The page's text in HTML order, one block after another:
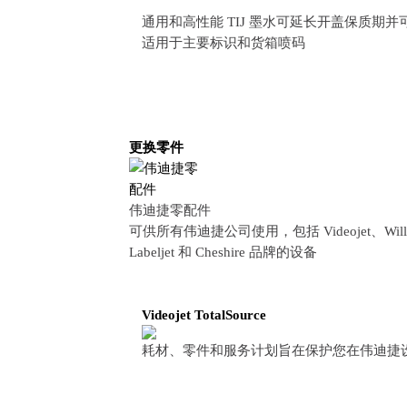
通用和高性能 TIJ 墨水可延长开盖保质期并
适用于主要标识和货箱喷码
更换零件
伟迪捷零配件
可供所有伟迪捷公司使用，包括 Videojet、
Labeljet 和 Cheshire 品牌的设备
Videojet TotalSource
耗材、零件和服务计划旨在保护您在伟迪捷